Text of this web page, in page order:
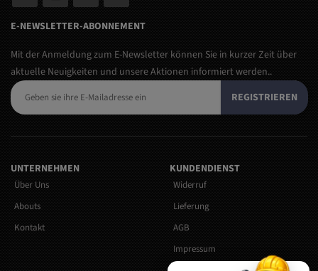
E-NEWSLETTER-ABONNEMENT
Mit der Anmeldung zum E-Newsletter können Sie in kurzer Zeit über
aktuelle Neuigkeiten und unsere Aktionen informiert werden..
REGISTRIEREN
UNTERNEHMEN
Über Uns
Abouts
Kontakt
KUNDENDIENST
Widerruf
Lieferung
AGB
Impressum